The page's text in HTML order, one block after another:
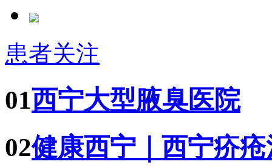
患者关注
01西宁大型腋臭医院
02健康西宁｜西宁疥